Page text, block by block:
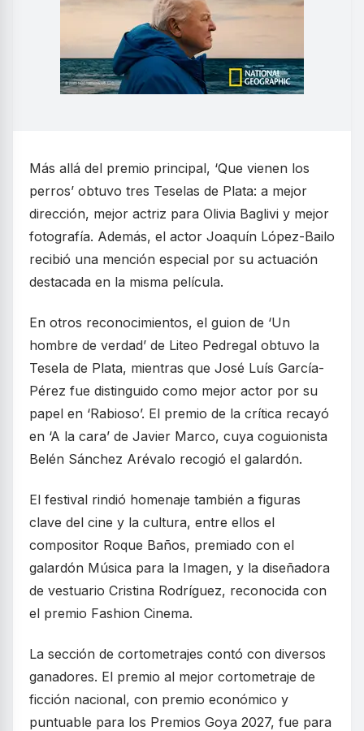
Más allá del premio principal, ‘Que vienen los
perros’ obtuvo tres Teselas de Plata: a mejor
dirección, mejor actriz para Olivia Baglivi y mejor
fotografía. Además, el actor Joaquín López-Bailo
recibió una mención especial por su actuación
destacada en la misma película.
En otros reconocimientos, el guion de ‘Un
hombre de verdad’ de Liteo Pedregal obtuvo la
Tesela de Plata, mientras que José Luís García-
Pérez fue distinguido como mejor actor por su
papel en ‘Rabioso’. El premio de la crítica recayó
en ‘A la cara’ de Javier Marco, cuya coguionista
Belén Sánchez Arévalo recogió el galardón.
El festival rindió homenaje también a figuras
clave del cine y la cultura, entre ellos el
compositor Roque Baños, premiado con el
galardón Música para la Imagen, y la diseñadora
de vestuario Cristina Rodríguez, reconocida con
el premio Fashion Cinema.
La sección de cortometrajes contó con diversos
ganadores. El premio al mejor cortometraje de
ficción nacional, con premio económico y
puntuable para los Premios Goya 2027, fue para